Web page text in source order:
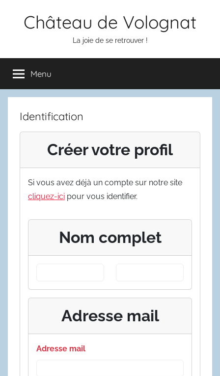
Château de Volognat
La joie de se retrouver !
Menu
Identification
Créer votre profil
Si vous avez déjà un compte sur notre site
cliquez-ici pour vous identifier.
Nom complet
Adresse mail
Adresse mail